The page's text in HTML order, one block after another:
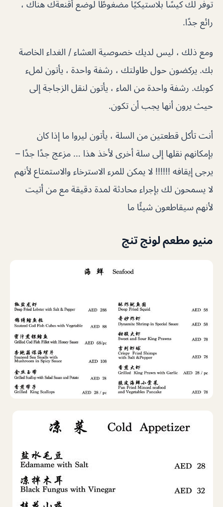
توفر لك كيسًا بلاستيكيًا مضغوطًا لوضع أقنعةك هناك ،
رائع جدًا.
ومع ذلك ، ليس لديك خصوصية العشاء / الغداء الخاصة
بك. يركضون حول طاولتك ، رشفة واحدة ، يأتون لملء
كوبك. رشفة واحدة من الماء ، يأتون لنقل الزجاجة إلى
حيث يرون أنها يجب أن تكون.
أنت تأكل قطعتين من السلة ، يأتون ليروا ما إذا كان
بإمكانهم نقلها إلى سلة أخرى لأخذ هذا … مزعج جدًا جدًا –
يرجى إيقافه !!!!!! لا يمكن للمرء الاسترخاء والاستمتاع لأنهم
لا يسمحون لك بإجراء محادثة لمدة دقيقة مع من أتيت
لأنهم سيقاطعون شيئًا ما
منيو مطعم لونج تنج